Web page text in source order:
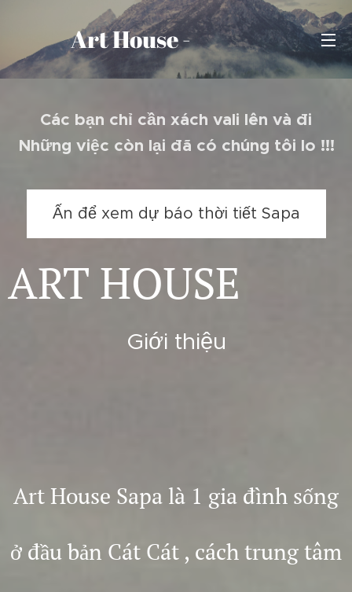
Art House -
Sapa
Các bạn chỉ cần xách vali lên và đi
Những việc còn lại đã có chúng tôi lo !!!
Ấn để xem dự báo thời tiết Sapa
ART HOUSE
Giới thiệu
Art House Sapa là 1 gia đình sống
ở đầu bản Cát Cát , cách trung tâm